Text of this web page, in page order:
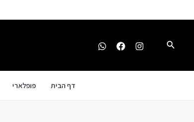
לתוכן
חיפוש
דף הבית פופלארי
navigation